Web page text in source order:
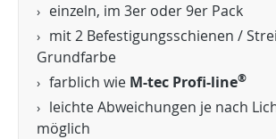
einzeln, im 3er oder 9er Pack
mit 2 Befestigungsschienen /
Grundfarbe
farblich wie M-tec Profi-line®
leichte Abweichungen je nach
möglich